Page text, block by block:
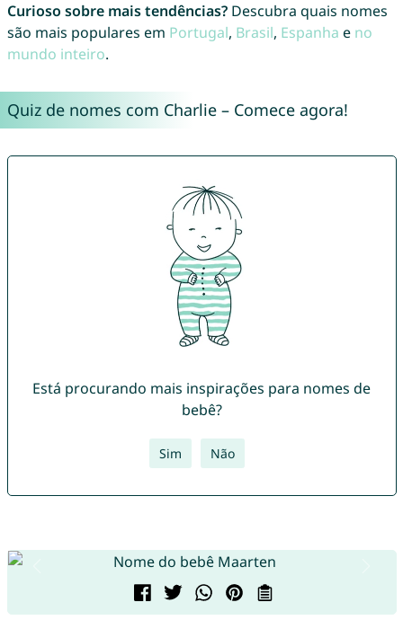
Curioso sobre mais tendências?Descubra quais nomes
são mais populares em Portugal, Brasil, Espanha e no
mundo inteiro.
Quiz de nomes com Charlie – Comece agora!
Está procurando mais inspirações para nomes de
bebê?
Sim Não